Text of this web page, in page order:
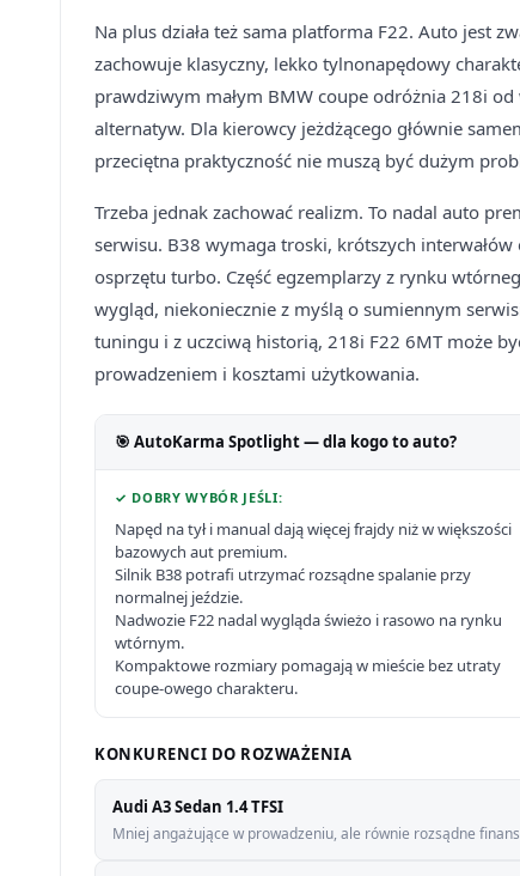
Na plus działa też sama platforma F22. Auto jest
zachowuje klasyczny, lekko tylnonapędowy
prawdziwym małym BMW coupe odróżnia 218i
alternatyw. Dla kierowcy jeżdżącego głównie
przeciętna praktyczność nie muszą być dużym
Trzeba jednak zachować realizm. To nadal auto
serwisu. B38 wymaga troski, krótszych
osprzętu turbo. Część egzemplarzy z rynku
wygląd, niekoniecznie z myślą o sumiennym
tuningu i z uczciwą historią, 218i F22 6MT może
prowadzeniem i kosztami użytkowania.
🎯 AutoKarma Spotlight — dla kogo to auto?
✓ DOBRY WYBÓR JEŚLI:
Napęd na tył i manual dają więcej frajdy niż w większości
bazowych aut premium.
Silnik B38 potrafi utrzymać rozsądne spalanie przy
normalnej jeździe.
Nadwozie F22 nadal wygląda świeżo i rasowo na rynku
wtórnym.
Kompaktowe rozmiary pomagają w mieście bez utraty
coupe-owego charakteru.
KONKURENCI DO ROZWAŻENIA
Audi A3 Sedan 1.4 TFSI
Mniej angażujące w prowadzeniu, ale równie rozsądne